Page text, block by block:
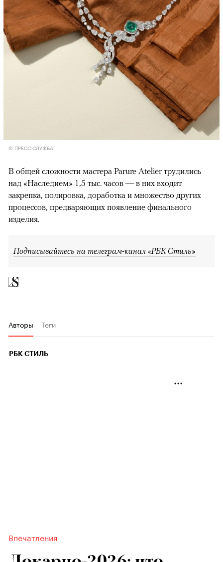
© ПРЕСС-СЛУЖБА
В общей сложности мастера Parure Atelier трудились
над «Наследием» 1,5 тыс. часов — в них входит
закрепка, полировка, доработка и множество других
процессов, предваряющих появление финального
изделия.
Подписывайтесь на телеграм-канал «РБК Стиль»
Авторы Теги
РБК СТИЛЬ
Впечатления